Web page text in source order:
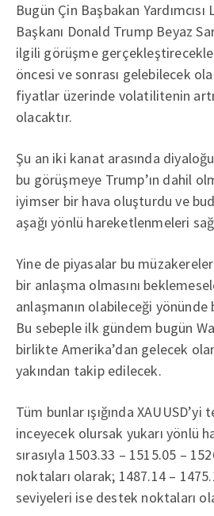
Bugün Çin Başbakan
Başkanı Donald Trump Beyaz
ilgili görüşme
öncesi ve sonrası gelebilecek
fiyatlar üzerinde volatilitenin
olacaktır.
Şu an iki kanat arasında
bu görüşmeye Trump’ın dahil
iyimser bir hava oluşturdu ve
aşağı yönlü hareketlenmeleri
Yine de piyasalar bu
bir anlaşma olmasını
anlaşmanın olabileceği
Bu sebeple ilk gündem bugün
birlikte Amerika’dan gelecek
yakından takip edilecek.
Tüm bunlar ışığında
inceyecek olursak yukarı yönlü
sırasıyla 1503.33 – 1515.05 –
noktaları olarak; 1487.14 –
seviyeleri ise destek noktaları